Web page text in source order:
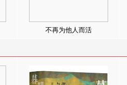
不再为他人而活